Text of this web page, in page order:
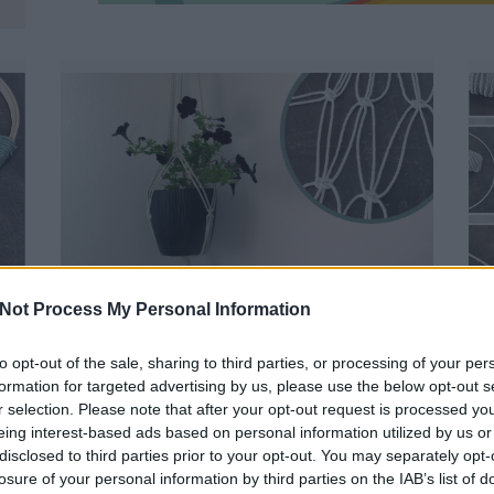
Process My Personal Information
opt-out of the sale, sharing to third parties, or processing of your
for targeted advertising by us, please use the below opt-out
selection. Please note that after your opt-out request is processed
interest-based ads based on personal information utilized by us
to third parties prior to your opt-out. You may separately
of your personal information by third parties on the IAB’s list of
EGY MODERN KLASSZIKUS, A
BY:SZÍNESÖTLETEK_TEAM2024. ÁPR 09.
Ha szeretitek a függesztett virágtartókat,
érdemes elővenni a reneszánszát élő
makramé technikát, több okból is. Már a
legegyszerűbb csomókkal is látványos...